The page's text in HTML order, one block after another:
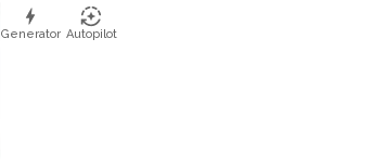
Generator Autopilot